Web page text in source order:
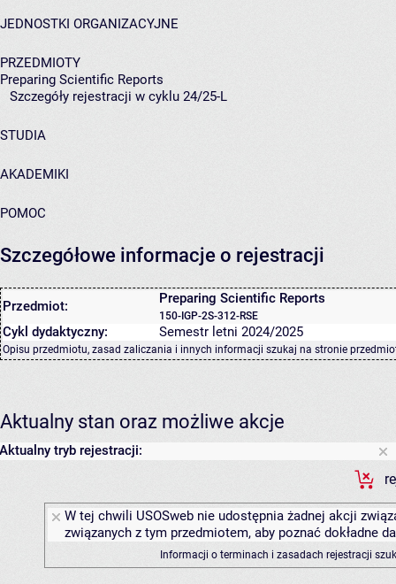
JEDNOSTKI ORGANIZACYJNE
PRZEDMIOTY
Preparing Scientific Reports
Szczegóły rejestracji w cyklu 24/25-L
STUDIA
AKADEMIKI
POMOC
Szczegółowe informacje o rejestracji
Przedmiot: Preparing Scientific Reports
150-IGP-2S-312-RSE
Cykl dydaktyczny: Semestr letni 2024/2025
Opisu przedmiotu, zasad zaliczania i innych informacji szukaj na stronie
Aktualny stan oraz możliwe akcje
Aktualny tryb rejestracji:
W tej chwili USOSweb nie udostępnia żadnej akcji
związanych z tym przedmiotem, aby poznać dokładne
Informacji o terminach i zasadach rejestracji